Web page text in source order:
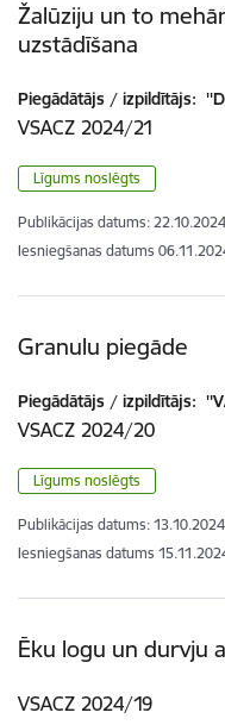
Žalūziju un to
uzstādīšana
Piegādātājs / izpildītājs:
VSACZ 2024/21
Līgums noslēgts
Publikācijas datums:
Iesniegšanas datums
Granulu piegāde
Piegādātājs / izpildītājs:
VSACZ 2024/20
Līgums noslēgts
Publikācijas datums:
Iesniegšanas datums
Ēku logu un durvju
VSACZ 2024/19